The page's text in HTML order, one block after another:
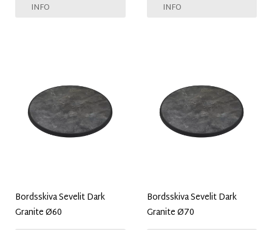
INFO INFO
Bordsskiva Sevelit Dark
Granite Ø60
Bordsskiva Sevelit Dark
Granite Ø70